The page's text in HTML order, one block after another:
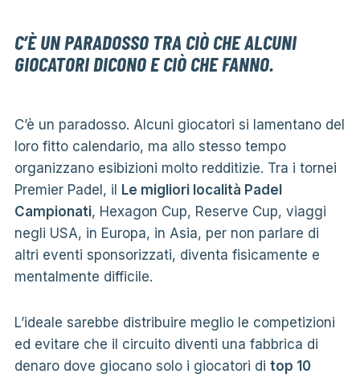
C’È UN PARADOSSO TRA CIÒ CHE ALCUNI
GIOCATORI DICONO E CIÒ CHE FANNO.
C’è un paradosso. Alcuni giocatori si lamentano del
loro fitto calendario, ma allo stesso tempo
organizzano esibizioni molto redditizie. Tra i tornei
Premier Padel, il
Le migliori località Padel
Campionati, Hexagon Cup, Reserve Cup, viaggi
negli USA, in Europa, in Asia, per non parlare di
altri eventi sponsorizzati, diventa fisicamente e
mentalmente difficile.
L’ideale sarebbe distribuire meglio le competizioni
ed evitare che il circuito diventi una fabbrica di
denaro dove giocano solo i giocatori di top 10